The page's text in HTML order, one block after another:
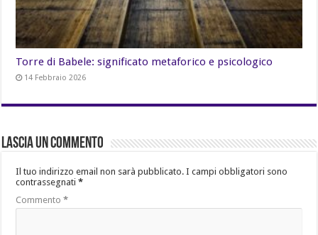
Torre di Babele: significato metaforico e psicologico
14 Febbraio 2026
Lascia un commento
Il tuo indirizzo email non sarà pubblicato. I campi obbligatori sono
contrassegnati*
Commento*